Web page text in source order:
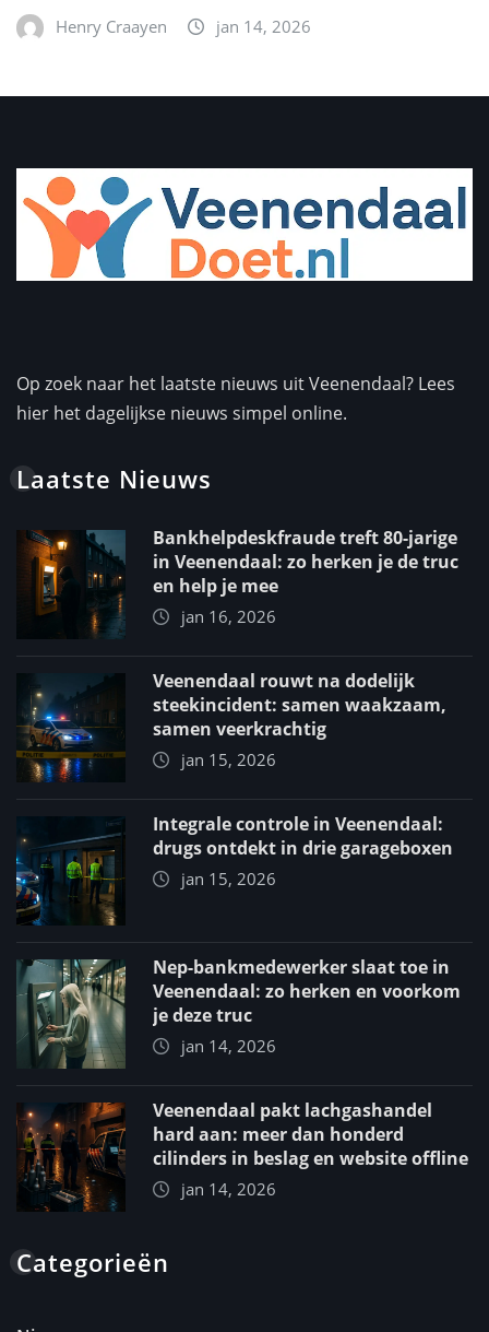
Henry Craayen jan 14, 2026
Op zoek naar het laatste nieuws uit Veenendaal? Lees
hier het dagelijkse nieuws simpel online.
Laatste Nieuws
Bankhelpdeskfraude treft 80-jarige
in Veenendaal: zo herken je de truc
en help je mee
jan 16, 2026
Veenendaal rouwt na dodelijk
steekincident: samen waakzaam,
samen veerkrachtig
jan 15, 2026
Integrale controle in Veenendaal:
drugs ontdekt in drie garageboxen
jan 15, 2026
Nep-bankmedewerker slaat toe in
Veenendaal: zo herken en voorkom
je deze truc
jan 14, 2026
Veenendaal pakt lachgashandel
hard aan: meer dan honderd
cilinders in beslag en website offline
jan 14, 2026
Categorieën